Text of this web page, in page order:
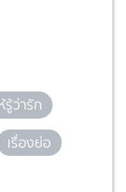
ว่ารัก
เรื่องย่อ